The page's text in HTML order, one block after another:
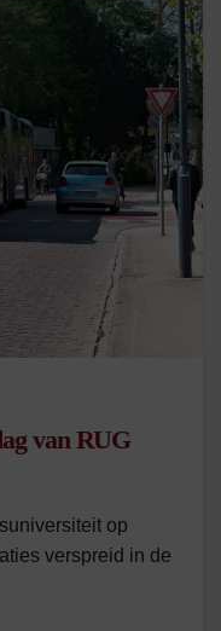
van RUG
op
verspreid in de